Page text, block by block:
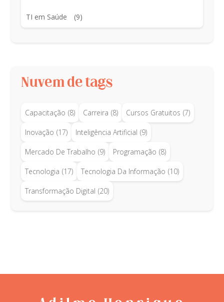
TI em Saúde (9)
Nuvem de tags
Capacitação (8) Carreira (8) Cursos Gratuitos (7)
Inovação (17) Inteligência Artificial (9)
Mercado De Trabalho (9) Programação (8)
Tecnologia (17) Tecnologia Da Informação (10)
Transformação Digital (20)